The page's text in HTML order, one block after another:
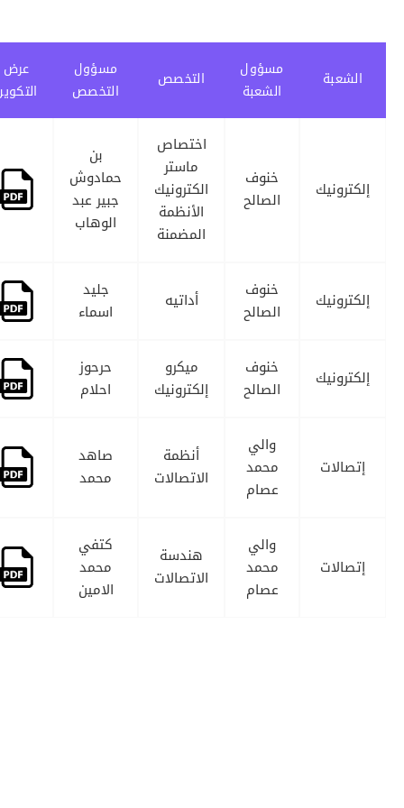
الشعبة
مسؤول
الشعبة
التخصص
مسؤول
التخصص
عرض
التكوين
إلكترونيك
خنوف
الصالح
اختصاص
ماستر
الكترونيك
الأنظمة
المضمنة
حمادوش
جبير عبد
الوهاب
إلكترونيك
خنوف
الصالح
أداتيه
جليد
اسماء
إلكترونيك
خنوف
الصالح
ميكرو
إلكترونيك
حرحوز
احلام
إتصالات
والي
محمد
عصام
أنظمة
الاتصالات
صاهد
محمد
إتصالات
والي
محمد
عصام
هندسة
الاتصالات
كتفي
محمد
الامين